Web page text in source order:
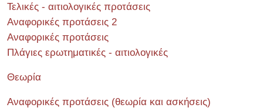
Τελικές - αιτιολογικές προτάσεις
Αναφορικές προτάσεις 2
Αναφορικές προτάσεις
Πλάγιες ερωτηματικές - αιτιολογικές
Θεωρία
Αναφορικές προτάσεις (θεωρία και ασκήσεις)